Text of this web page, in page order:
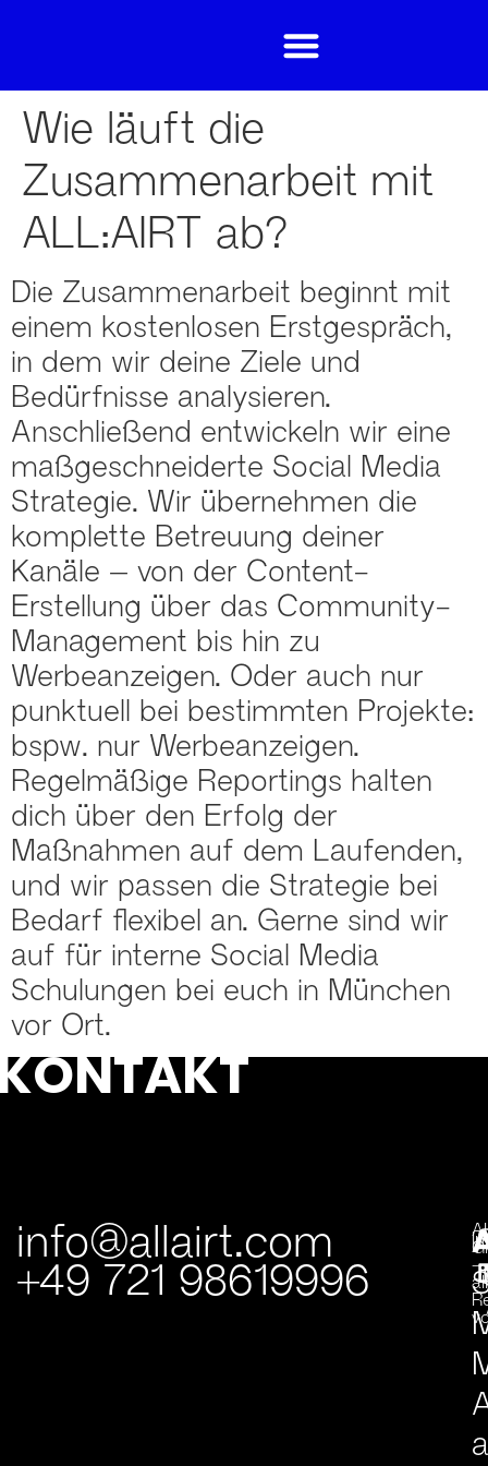
Wie läuft die
Zusammenarbeit mit
ALL:AIRT ab?
Die Zusammenarbeit beginnt mit
einem kostenlosen Erstgespräch,
in dem wir deine Ziele und
Bedürfnisse analysieren.
Anschließend entwickeln wir eine
maßgeschneiderte Social Media
Strategie. Wir übernehmen die
komplette Betreuung deiner
Kanäle – von der Content-
Erstellung über das Community-
Management bis hin zu
Werbeanzeigen. Oder auch nur
punktuell bei bestimmten Projekte:
bspw. nur Werbeanzeigen.
Regelmäßige Reportings halten
dich über den Erfolg der
Maßnahmen auf dem Laufenden,
und wir passen die Strategie bei
Bedarf flexibel an. Gerne sind wir
auf für interne Social Media
Schulungen bei euch in München
vor Ort.
info@allairt.com
+49 721 98619996
–